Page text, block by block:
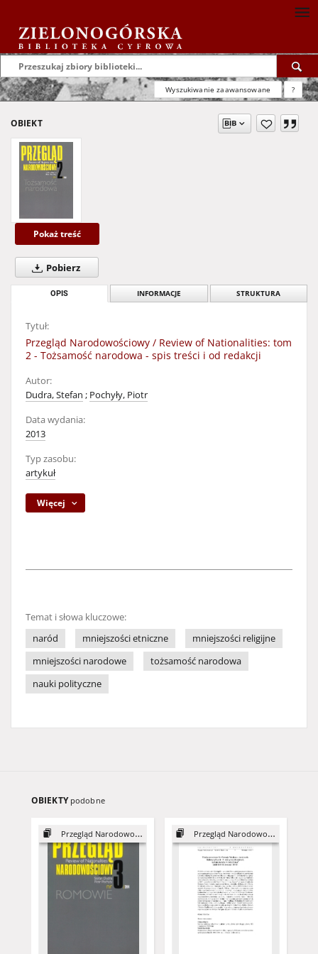
Wyszukiwanie zaawansowane ?
OBIEKT
Pokaż treść
Pobierz
OPIS INFORMACJE STRUKTURA
Tytuł:
Przegląd Narodowościowy / Review of Nationalities: tom
2 - Tożsamość narodowa - spis treści i od redakcji
Autor:
Dudra, Stefan ; Pochyły, Piotr
Data wydania:
2013
Typ zasobu:
artykuł
Więcej
Temat i słowa kluczowe:
naród
mniejszości etniczne
mniejszości religijne
mniejszości narodowe
tożsamość narodowa
nauki polityczne
OBIEKTY podobne
Przegląd Narodowościowy, 3 Przegląd Narodowościowy, 3